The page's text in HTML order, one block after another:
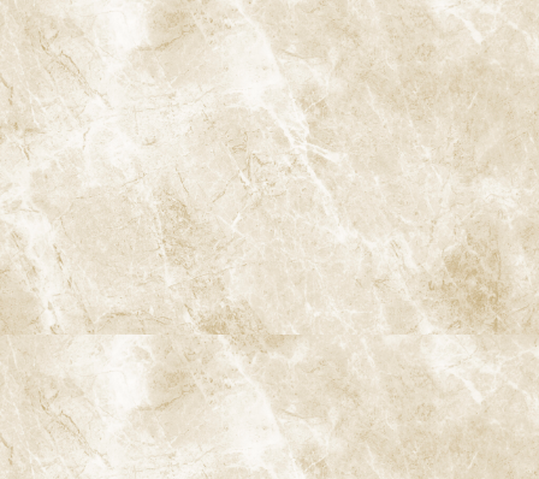
診療内容
症例集
よくあるご質問
料金表・その他
医院情報
診療 / 交通
ブログ